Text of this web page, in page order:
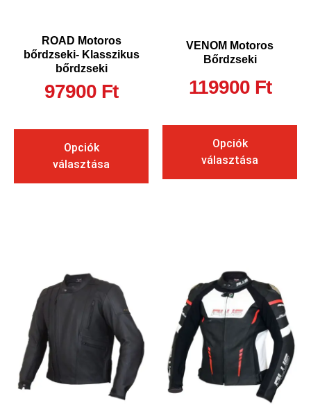
ROAD Motoros
bőrdzseki- Klasszikus
bőrdzseki
97900 Ft
Opciók
választása
VENOM Motoros
Bőrdzseki
119900 Ft
Opciók
választása